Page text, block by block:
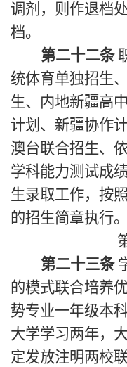
调剂，则作退档
档。
第二十二条
统体育单独招生
生、内地新疆高
计划、新疆协作
澳台联合招生、
学科能力测试成
生录取工作，按
的招生简章执行。
第二十三条
的模式联合培养
势专业一年级本
大学学习两年，
定发放注明两校